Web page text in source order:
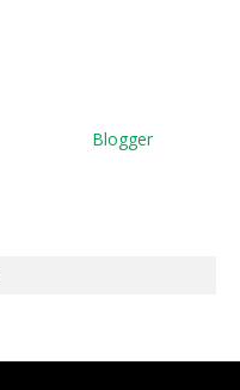
Blogger